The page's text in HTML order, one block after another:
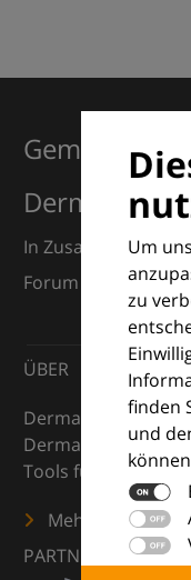
Um
zu
finden
und
Gemeinsam
Dermatologie
In
Forum (EDF) und
ÜBER
DermaCompass
Dermatologie – mit
Tools für den
Mehr erfahren
PARTNER